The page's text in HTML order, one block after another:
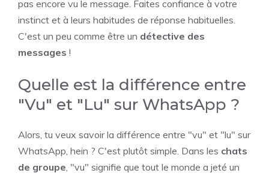
pas encore vu le message. Faites confiance à votre
instinct et à leurs habitudes de réponse habituelles.
C'est un peu comme être un détective des
messages !
Quelle est la différence entre
"Vu" et "Lu" sur WhatsApp ?
Alors, tu veux savoir la différence entre "vu" et "lu" sur
WhatsApp, hein ? C'est plutôt simple. Dans les chats
de groupe , "vu" signifie que tout le monde a jeté un